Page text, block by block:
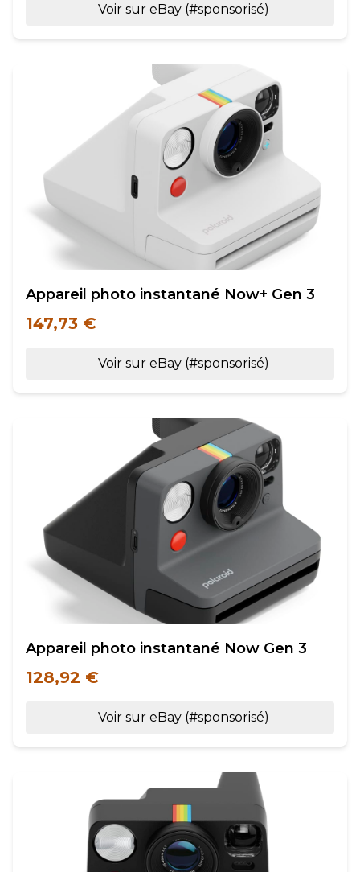
Voir sur eBay (#sponsorisé)
Appareil photo instantané Now+ Gen 3
147,73 €
Voir sur eBay (#sponsorisé)
Appareil photo instantané Now Gen 3
128,92 €
Voir sur eBay (#sponsorisé)